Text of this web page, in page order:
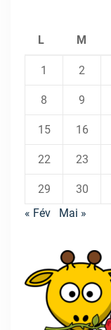
L M
1 2
8 9
15 16
22 23
29
30
« Fév
Mai »